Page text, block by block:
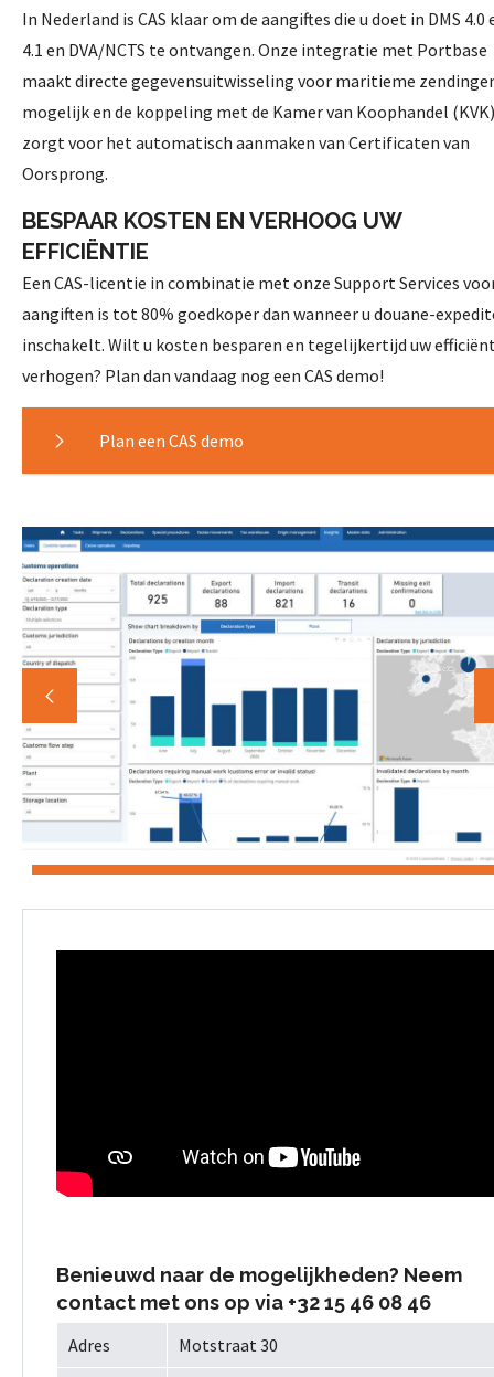
In Nederland is CAS klaar om de aangiftes die u doet in DMS 4.0
4.1 en DVA/NCTS te ontvangen. Onze integratie met Portbase
maakt directe gegevensuitwisseling voor maritieme
mogelijk en de koppeling met de Kamer van Koophandel (KVK)
zorgt voor het automatisch aanmaken van Certificaten van
Oorsprong.
BESPAAR KOSTEN EN VERHOOG UW
EFFICIËNTIE
Een CAS-licentie in combinatie met onze Support Services
aangiften is tot 80% goedkoper dan wanneer u douane-
inschakelt. Wilt u kosten besparen en tegelijkertijd uw
verhogen? Plan dan vandaag nog een CAS demo!
Plan een CAS demo
Benieuwd naar de mogelijkheden? Neem
contact met ons op via +32 15 46 08 46
Adres Motstraat 30